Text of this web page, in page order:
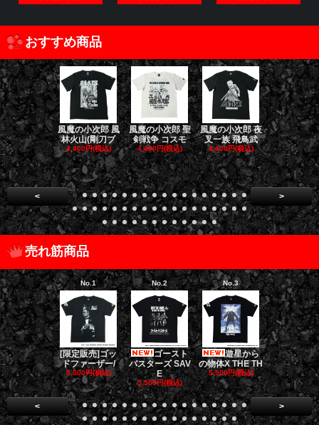
おすすめ商品
風魔の小次郎 風
林火山(剛刀ブ
4,400円(税込)
風魔の小次郎 聖
剣戦争 コスモ
4,400円(税込)
風魔の小次郎 夜
叉一族 飛鳥武
4,400円(税込)
風魔の小次
魔一族 竜
4,400円(税
< >
売れ筋商品
No.1
[限定販売]ゴッ
ドファーザー/
5,500円(税込)
No.2
ゴースト
バスターズ SAV
E
5,500円(税込)
No.3
遊星から
の物体X THE TH
5,500円(税込)
No.4
ダークナイ
リロジー/
5,500円(税
< >